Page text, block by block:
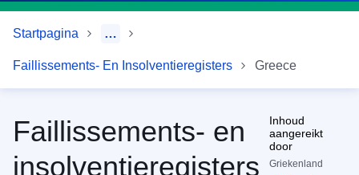
Startpagina …
Faillissements- En Insolventieregisters Greece
Faillissements- en
insolventieregisters
Inhoud
aangereikt
door
Griekenland